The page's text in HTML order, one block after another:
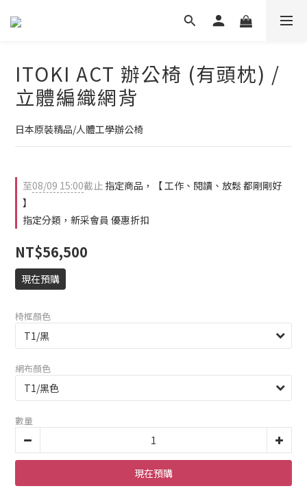
ITOKI ACT 辦公椅 (有頭枕) /
立體編織網背
日本原裝精品/人體工學辦公椅
至08/09 15:00截止 指定商品，【 工作、閱讀、放鬆 都剛剛好
】
指定分類，新采會員 優惠折扣
NT$56,500
現在預購
椅框顏色
網布顏色
數量
現在預購